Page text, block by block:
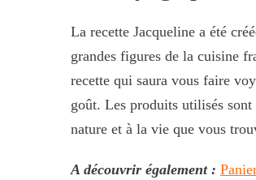
La recette Jacqueline a été
grandes figures de la cuisine
recette qui saura vous faire
goût. Les produits utilisés
nature et à la vie que vous
A découvrir également :